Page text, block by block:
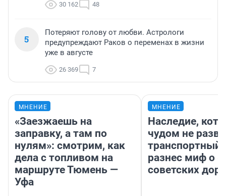
30 162 48
5
Потеряют голову от любви. Астрологи
предупреждают Раков о переменах в жизни
уже в августе
26 369 7
МНЕНИЕ
«Заезжаешь на
заправку, а там по
нулям»: смотрим, как
дела с топливом на
маршруте Тюмень —
Уфа
МНЕНИЕ
Наследие,
чудом не
транспортный
разнес миф о
советских